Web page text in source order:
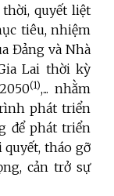
quyết liệt
tiêu, nhiệm
Đảng và Nhà
Lai thời kỳ
(1),... nhằm
phát triển
để phát triển
tháo gỡ
cản trở sự